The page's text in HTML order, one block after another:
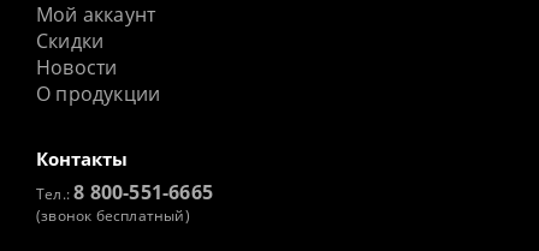
Мой аккаунт
Скидки
Новости
О продукции
Контакты
Тел.:8 800-551-6665
(звонок бесплатный)